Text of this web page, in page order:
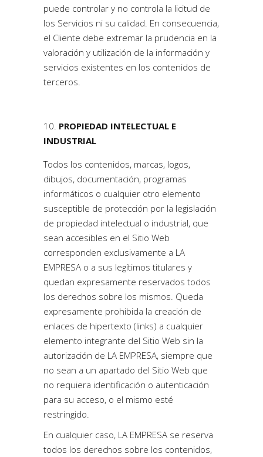
puede controlar y no controla la licitud de
los Servicios ni su calidad. En consecuencia,
el Cliente debe extremar la prudencia en la
valoración y utilización de la información y
servicios existentes en los contenidos de
terceros.
PROPIEDAD INTELECTUAL E
INDUSTRIAL
Todos los contenidos, marcas, logos,
dibujos, documentación, programas
informáticos o cualquier otro elemento
susceptible de protección por la legislación
de propiedad intelectual o industrial, que
sean accesibles en el Sitio Web
corresponden exclusivamente a LA
EMPRESA o a sus legítimos titulares y
quedan expresamente reservados todos
los derechos sobre los mismos. Queda
expresamente prohibida la creación de
enlaces de hipertexto (links) a cualquier
elemento integrante del Sitio Web sin la
autorización de LA EMPRESA, siempre que
no sean a un apartado del Sitio Web que
no requiera identificación o autenticación
para su acceso, o el mismo esté
restringido.
En cualquier caso, LA EMPRESA se reserva
todos los derechos sobre los contenidos,